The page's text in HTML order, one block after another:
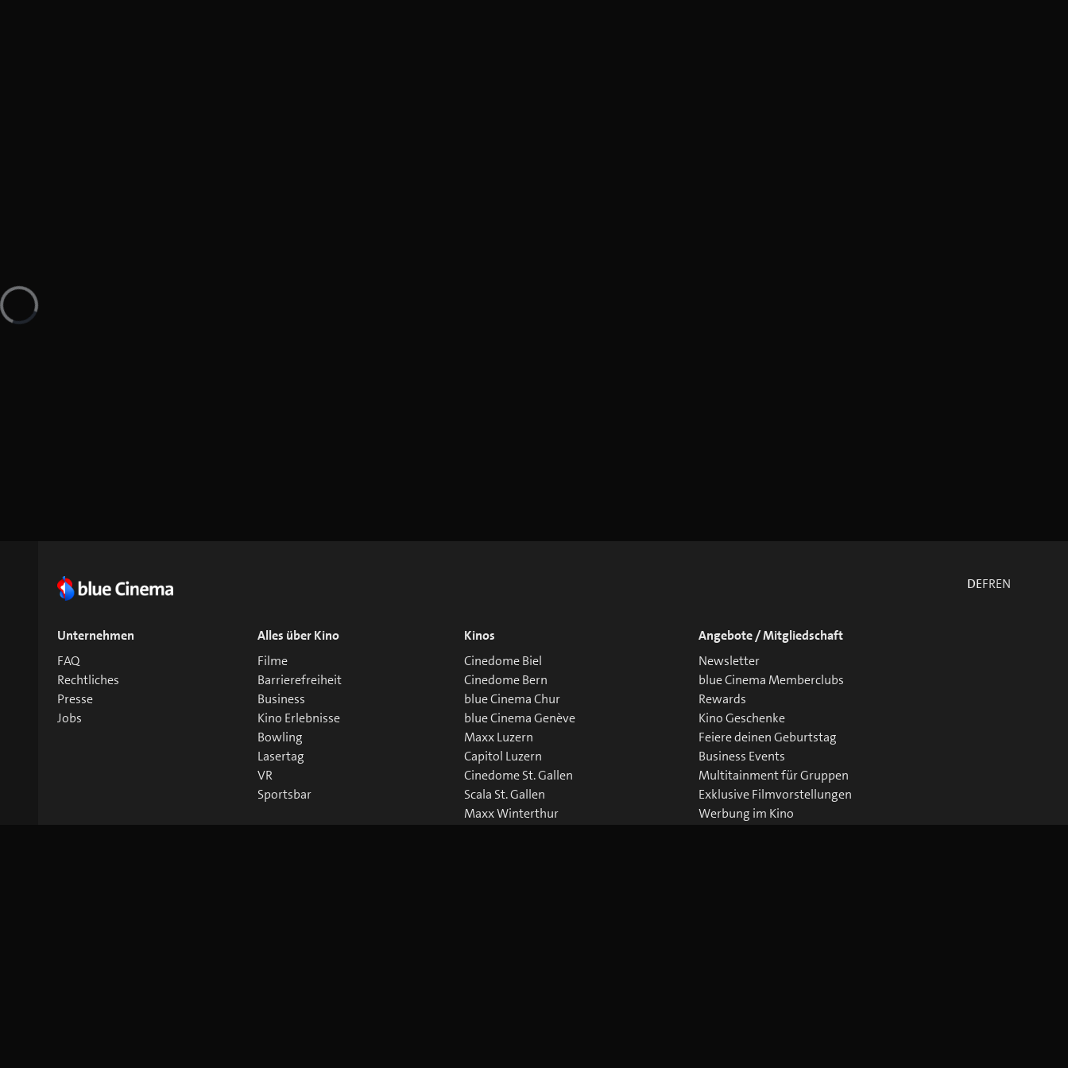
DEFREN
Unternehmen
FAQ
Rechtliches
Presse
Jobs
Alles über Kino
Filme
Barrierefreiheit
Business
Kino Erlebnisse
Bowling
Lasertag
VR
Sportsbar
Kinos
Cinedome Biel
Cinedome Bern
blue Cinema Chur
blue Cinema Genève
Maxx Luzern
Capitol Luzern
Cinedome St. Gallen
Scala St. Gallen
Maxx Winterthur
Angebote / Mitgliedschaft
Newsletter
blue Cinema Memberclubs
Rewards
Kino Geschenke
Feiere deinen Geburtstag
Business Events
Multitainment für Gruppen
Exklusive Filmvorstellungen
Werbung im Kino